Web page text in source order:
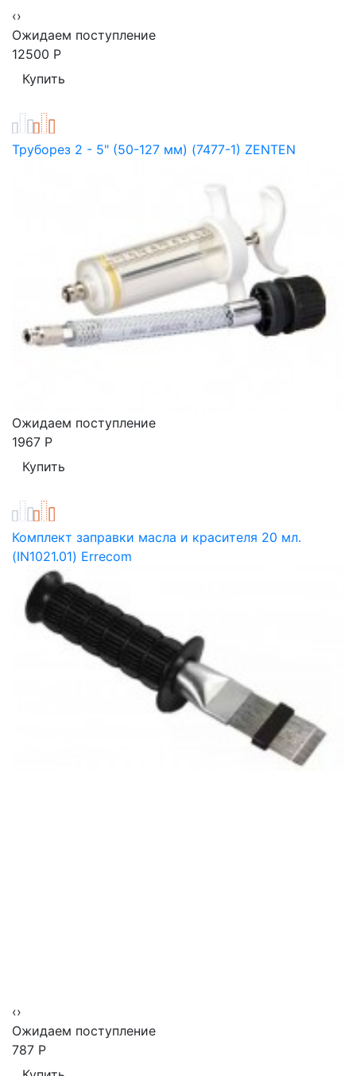
‹›
Ожидаем поступление
12500 Р
Труборез 2 - 5" (50-127 мм) (7477-1) ZENTEN
Ожидаем поступление
1967 Р
Комплект заправки масла и красителя 20 мл.
(IN1021.01) Errecom
‹›
Ожидаем поступление
787 Р